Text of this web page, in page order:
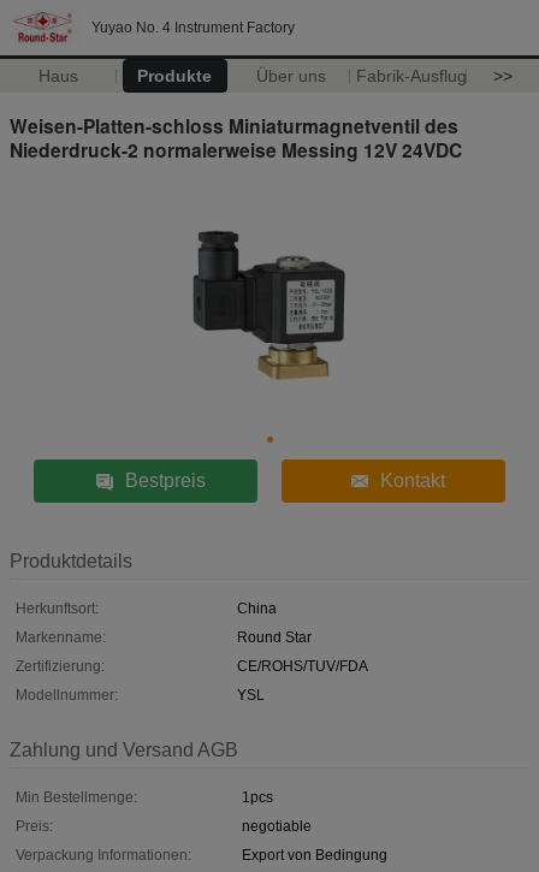
Yuyao No. 4 Instrument Factory
Haus Produkte Über uns Fabrik-Ausflug >>
Weisen-Platten-schloss Miniaturmagnetventil des
Niederdruck-2 normalerweise Messing 12V 24VDC
Bestpreis Kontakt
Produktdetails
Herkunftsort:
China
Markenname:
Round Star
Zertifizierung:
CE/ROHS/TUV/FDA
Modellnummer:
YSL
Zahlung und Versand AGB
Min Bestellmenge:
1pcs
Preis:
negotiable
Verpackung Informationen:
Export von Bedingung